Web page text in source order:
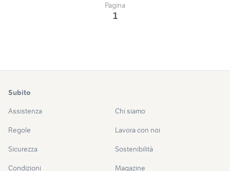
Pagina
1
Subito
Assistenza
Regole
Sicurezza
Condizioni
Chi siamo
Lavora con noi
Sostenibilità
Magazine